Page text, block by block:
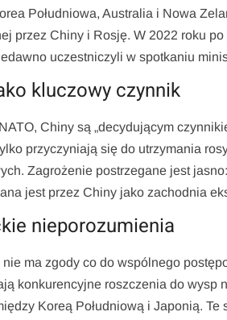
Południowa, Australia i Nowa
przez Chiny i Rosję. W 2022 roku
uczestniczyli w spotkaniu
kluczowy czynnik
Chiny są „decydującym
przyczyniają się do utrzymania
Zagrożenie postrzegane jest
jest przez Chiny jako zachodnia
nieporozumienia
ma zgody co do wspólnego
konkurencyjne roszczenia do wysp
Koreą Południową i Japonią.